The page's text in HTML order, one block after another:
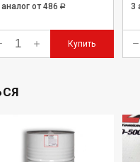
от 486 Р
Купить
3